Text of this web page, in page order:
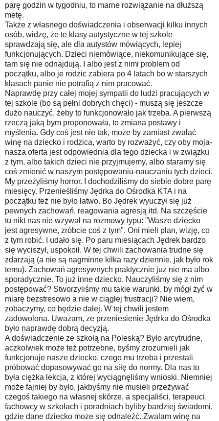
parę godzin w tygodniu, to marne rozwiązanie na dłuższą
metę.
Także z własnego doświadczenia i obserwacji kilku innych
osób, widzę, że te klasy autystyczne w tej szkole
sprawdzają się, ale dla autystów mówiących, lepiej
funkcjonujących. Dzieci niemówiące, niekomunikujące się,
tam się nie odnajdują. I albo jest z nimi problem od
początku, albo je rodzic zabiera po 4 latach bo w starszych
klasach panie nie potrafią z nim pracować.
Naprawdę przy całej mojej sympatii do ludzi pracujących w
tej szkole (bo są pełni dobrych chęci) - muszą się jeszcze
dużo nauczyć, żeby to funkcjonowało jak trzeba. A pierwszą
rzeczą jaką bym proponowała, to zmiana postawy i
myślenia. Gdy coś jest nie tak, może by zamiast zwalać
winę na dziecko i rodzica, warto by rozważyć, czy oby moja-
nasza oferta jest odpowiednia dla tego dziecka i w związku
z tym, albo takich dzieci nie przyjmujemy, albo staramy się
coś zmienić w naszym postępowaniu-nauczaniu tych dzieci.
My przeżyliśmy horror. I dochodziliśmy do siebie dobre parę
miesięcy. Przenieśliśmy Jędrka do Ośrodka KTA i na
początku też nie było łatwo. Bo Jędrek wyuczył się już
pewnych zachowań, reagowania agresją itd. Na szczęście
tu nikt nas nie wzywał na rozmowy typu: "Wasze dziecko
jest agresywne, zróbcie coś z tym". Oni mieli plan, wizję, co
z tym robić. I udało się. Po paru miesiącach Jędrek bardzo
się wyciszył, uspokoił. W tej chwili zachowania trudne się
zdarzają (a nie są nagminne kilka razy dziennie, jak było rok
temu). Zachowań agresywnych praktycznie już nie ma albo
sporadycznie. To już inne dziecko. Nauczyliśmy się z nim
postępować? Stworzyliśmy mu takie warunki, by mógł żyć w
miarę bezstresowo a nie w ciągłej frustracji? Nie wiem,
zobaczymy, co będzie dalej. W tej chwili jestem
zadowolona. Uważam, że przeniesienie Jędrka do Ośrodka
było naprawdę dobrą decyzją.
A doświadczenie ze szkołą na Poleską? Było arcytrudne,
aczkolwiek może też potrzebne, byśmy zrozumieli jak
funkcjonuje nasze dziecko, czego mu trzeba i przestali
próbować dopasowywać go na siłę do normy. Dla nas to
była ciężka lekcja, z której wyciągnęliśmy wnioski. Niemniej
może fajniej by było, jakbyśmy nie musieli przeżywać
czegoś takiego na własnej skórze, a specjaliści, terapeuci,
fachowcy w szkołach i poradniach byliby bardziej świadomi,
gdzie dane dziecko może się odnaleźć. Zwalam winę na